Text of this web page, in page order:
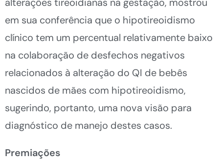
alterações tireoidianas na gestação, mostrou
em sua conferência que o hipotireoidismo
clínico tem um percentual relativamente baixo
na colaboração de desfechos negativos
relacionados à alteração do QI de bebês
nascidos de mães com hipotireoidismo,
sugerindo, portanto, uma nova visão para
diagnóstico de manejo destes casos.
Premiações